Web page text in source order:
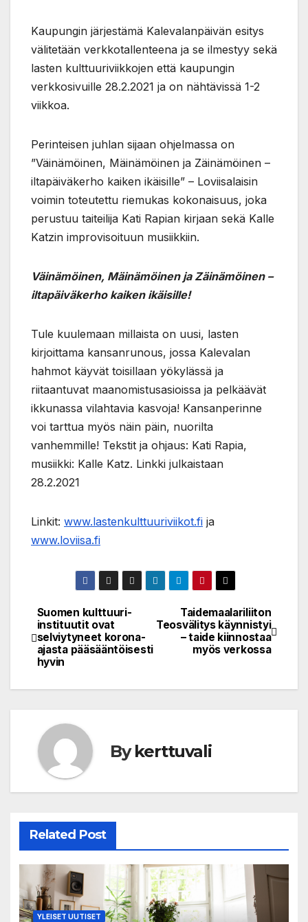
Kaupungin järjestämä Kalevalanpäivän esitys
välitetään verkkotallenteena ja se ilmestyy sekä
lasten kulttuuriviikkojen että kaupungin
verkkosivuille 28.2.2021 ja on nähtävissä 1-2
viikkoa.
Perinteisen juhlan sijaan ohjelmassa on
”Väinämöinen, Mäinämöinen ja Zäinämöinen –
iltapäiväkerho kaiken ikäisille” – Loviisalaisin
voimin toteutettu riemukas kokonaisuus, joka
perustuu taiteilija Kati Rapian kirjaan sekä Kalle
Katzin improvisoituun musiikkiin.
Väinämöinen, Mäinämöinen ja Zäinämöinen –
iltapäiväkerho kaiken ikäisille!
Tule kuulemaan millaista on uusi, lasten
kirjoittama kansanrunous, jossa Kalevalan
hahmot käyvät toisillaan yökylässä ja
riitaantuvat maanomistusasioissa ja pelkäävät
ikkunassa vilahtavia kasvoja! Kansanperinne
voi tarttua myös näin päin, nuorilta
vanhemmille! Tekstit ja ohjaus: Kati Rapia,
musiikki: Kalle Katz. Linkki julkaistaan
28.2.2021
Linkit: www.lastenkulttuuriviikot.fi ja
www.loviisa.fi
Post
navigation
Taidemaalariliiton
Teosvälitys käynnistyi
– taide kiinnostaa
myös verkossa
Suomen kulttuuri-
instituutit ovat
selviytyneet korona-
ajasta pääsääntöisesti
hyvin
Bykerttuvali
Related Post
YLEISET UUTISET